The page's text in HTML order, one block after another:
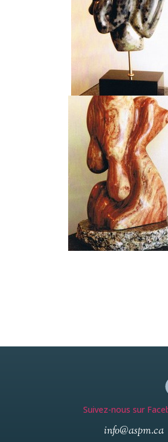
Suivez-nous sur
info@aspm.ca